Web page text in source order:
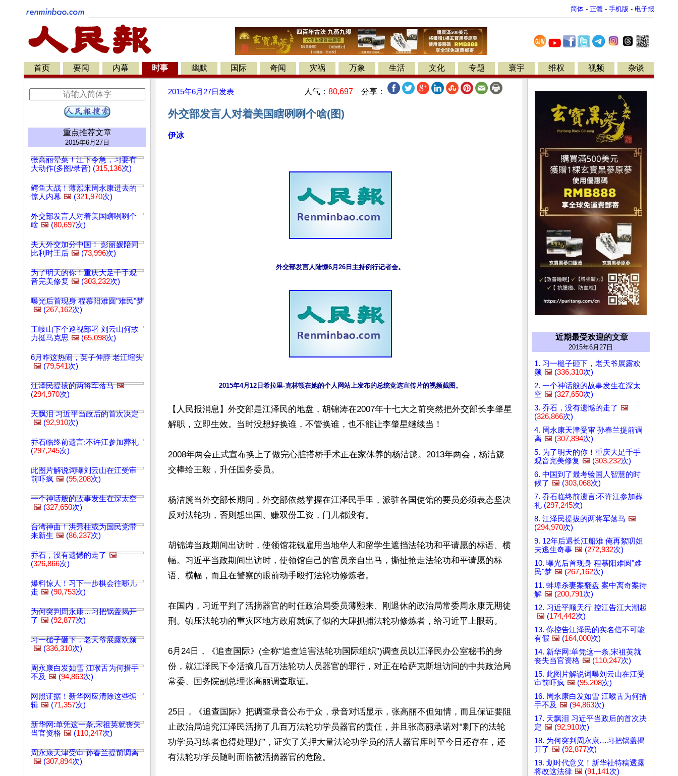
简体 - 正體 - 手机版 - 电子报
首页 要闻 内幕 时事 幽默 国际 奇闻 灾祸 万象 生活 文化 专题 寰宇 维权 视频 杂谈
重点推荐文章
2015年6月27日
张高丽晕菜！江下令急，习要有
大动作(多图/录音) (315,136次)
鳄鱼大战！薄熙来周永康进去的
惊人内幕 🖼️ (321,970次)
外交部发言人对着美国瞎咧咧个
啥 🖼️ (80,697次)
夫人外交加分中国！ 彭丽媛陪同
比利时王后 🖼️ (73,996次)
为了明天的你！重庆大足千手观
音完美修复 🖼️ (303,232次)
曝光后首现身 程慕阳难圆"难民"梦
🖼️ (267,162次)
王岐山下个巡视部署 刘云山何故
力挺马克思 🖼️ (65,098次)
6月咋这热闹，英子伸脖 老江缩头
🖼️ (79,541次)
江泽民提拔的两将军落马 🖼️
(294,970次)
天飘泪 习近平当政后的首次决定
🖼️ (92,910次)
乔石临终前遗言:不许江参加葬礼
(297,245次)
此图片解说词曝刘云山在江受审
前吓疯 🖼️ (95,208次)
一个神话般的故事发生在深太空
🖼️ (327,650次)
台湾神曲！洪秀柱或为国民党带
来新生 🖼️ (86,237次)
乔石，没有遗憾的走了 🖼️
(326,866次)
爆料惊人！习下一步棋会往哪儿
走 🖼️ (90,753次)
为何突判周永康…习把锅盖揭开
了 🖼️ (92,877次)
习一槌子砸下，老天爷展露欢颜
🖼️ (336,310次)
周永康白发如雪 江喉舌为何措手
不及 🖼️ (94,863次)
网照证据！新华网应清除这些编
辑 🖼️ (71,357次)
新华网:单凭这一条,宋祖英就丧失
当官资格 🖼️ (110,247次)
周永康天津受审 孙春兰提前调离
🖼️ (307,894次)
2015年6月27日 发表 人气： 80,697 分享：
外交部发言人对着美国瞎咧咧个啥(图)
伊冰
外交部发言人陆慷6月26日主持例行记者会。
2015年4月12日希拉里-克林顿在她的个人网站上发布的总统竞选宣传片的视频截图。
【人民报消息】外交部是江泽民的地盘，胡锦涛在2007年十七大之前突然把外交部长李肇星
解职，立即生效。当时没想好换谁，不管换谁，也不能让李肇星继续当！
2008年两会正式宣布换上了做完心脏搭桥手术正在家休养的杨洁篪。2013年两会，杨洁篪
交棒给王毅，升任国务委员。
杨洁篪当外交部长期间，外交部依然掌握在江泽民手里，派驻各国使馆的要员必须表态坚决
反对法轮功，否则想出国、赚双份工资，门儿都没有。
胡锦涛当政期间出访时，使领馆花钱雇用当地华人和留学生遮挡法轮功和平请愿的标语、横
幅。习近平当政期间出访时，使领馆自己的官员亲自出马，撕扯抢走法轮功和平请愿的标
语、横幅，而且在警察的眼前动手殴打法轮功修炼者。
在国内，习近平判了活摘器官的时任政治局委员薄熙来、刚退休的政治局常委周永康无期徒
刑。镇压法轮功的重灾区地方政府就疯了似的大肆抓捕法轮功修炼者，给习近平上眼药。
6月24日，《追查国际》(全称“追查迫害法轮功国际组织”)调查员以江泽民办公室秘书的身
份，就江泽民下令活摘几百万法轮功人员器官的罪行，对正在哈萨克斯坦访问的中共政治局
常委、国务院副总理张高丽调查取证。
25日，《追查国际》把调查录音公布于众，录音对话显示，张高丽不但知情，而且保证要阻
止政治局追究江泽民活摘了几百万法轮功学员器官的责任，并且张高丽承诺对“剩下的法轮
功学员习练者也得处理好”，证实了关押大量法论功学员的活人器官库时至今日还存在，还
有法轮功学员随时面临被活摘器官的危险。
近期最受欢迎的文章
2015年6月27日
1. 习一槌子砸下，老天爷展露欢
颜 🖼️ (336,310次)
2. 一个神话般的故事发生在深太
空 🖼️ (327,650次)
3. 乔石，没有遗憾的走了 🖼️
(326,866次)
4. 周永康天津受审 孙春兰提前调
离 🖼️ (307,894次)
5. 为了明天的你！重庆大足千手
观音完美修复 🖼️ (303,232次)
6. 中国到了最考验国人智慧的时
候了 🖼️ (303,068次)
7. 乔石临终前遗言:不许江参加葬
礼 (297,245次)
8. 江泽民提拔的两将军落马 🖼️
(294,970次)
9. 12年后遇长江船难 俺再絮叨姐
夫逃生奇事 🖼️ (272,932次)
10. 曝光后首现身 程慕阳难圆"难
民"梦 🖼️ (267,162次)
11. 蚌埠杀妻案翻盘 案中离奇案待
解 🖼️ (200,791次)
12. 习近平顺天行 控江告江大潮起
🖼️ (174,442次)
13. 你控告江泽民的实名信不可能
有假 🖼️ (164,000次)
14. 新华网:单凭这一条,宋祖英就
丧失当官资格 🖼️ (110,247次)
15. 此图片解说词曝刘云山在江受
审前吓疯 🖼️ (95,208次)
16. 周永康白发如雪 江喉舌为何措
手不及 🖼️ (94,863次)
17. 天飘泪 习近平当政后的首次决
定 🖼️ (92,910次)
18. 为何突判周永康…习把锅盖揭
开了 🖼️ (92,877次)
19. 划时代意义！新华社特稿透露
将改这法律 🖼️ (91,141次)